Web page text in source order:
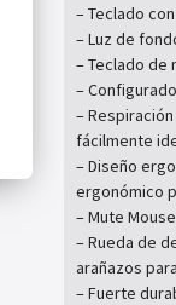
– Teclado
– Luz de
– Teclado de
–
–
fácilmente
– Diseño
ergonómico
– Mute
– Rueda de
arañazos
– Fuerte